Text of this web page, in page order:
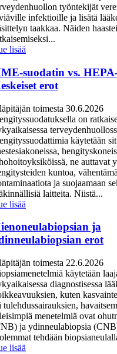
työntekijät
infektioille ja lisätä
taakkaa. Näiden
lisää
suodatin vs.
erot
toimesta 30.6.2026
on
käytetään
ne auttavat
kuntoa,
ja suojaamaan
laitteita. Niistä...
lisää
ja
erot
toimesta 22.6.2026
käytetään
diagnostisessa
kuten
tulehdussairauksien,
menetelmiä ovat
ja ydinneulabiopsia
tehdään
lisää